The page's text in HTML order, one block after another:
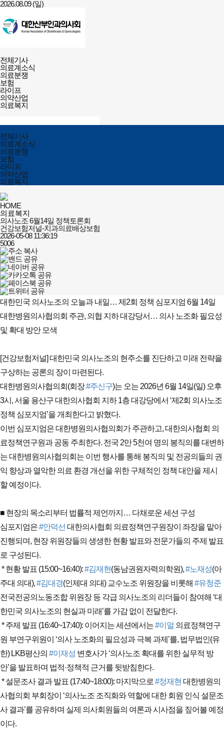
2026.08.09 (일)
필수의료배상보험
전체메뉴
열기/
닫기
전체기사
의료계소식
의료분쟁
보험
라이프
의약산업
의료복지
열기/
닫기
검색
전체메뉴
닫기
전체기사
의료계소식
의료분쟁
보험
라이프
의약산업
의료복지
HOME
의료복지
의사노조 6월14일 정책토론회
건강보험저널-치과의료배상보험
2026-05-08 11:36:19
5006
대한민국 의사노조의 오늘과 내일… 제2회 정책 심포지엄 6월 14일
대한병원의사협의회 주관, 의협 지하 대강당서… 의사 노조화 필요성
및 확대 방안 모색
[건강보험저널] 대한민국 의사노조의 현주소를 진단하고 미래 전략을
구상하는 공론의 장이 마련된다.
대한병원의사협의회(회장 #주신구)는 오는 2026년 6월 14일(일) 오후
3시, 서울 용산구 대한의사협회 지하 1층 대강당에서 ‘제2회 의사노조
정책 심포지엄’을 개최한다고 밝혔다.
이번 심포지엄은 대한병원의사협의회가 주관하고, 대한의사협회 의
료정책연구원과 공동 주최한다. 전국 2만 5천여 명의 봉직의를 대변하
는 대한병원의사협의회는 이번 행사를 통해 봉직의 및 전공의들의 권
익 향상과 열악한 의료 환경 개선을 위한 구체적인 정책 대안을 제시
할 예정이다.
■ 현장의 목소리부터 법률적 제언까지… 다채로운 세션 구성
심포지엄은 #안덕선 대한의사협회 의료정책연구원장이 좌장을 맡아
진행되며, 현장 위원장들의 생생한 현황 발표와 전문가들의 주제 발표
로 구성된다.
* 현황 발표 (15:00~16:40): #김재현(동남권원자력의학원), #노재성(아
주대 의대), #김대경(인제대 의대) 교수노조 위원장을 비롯해 #유청준
전국전공의노동조합 위원장 등 각급 의사노조의 리더들이 참여해 ‘대
한민국 의사노조의 현실과 미래’를 가감 없이 전달한다.
* 주제 발표 (16:40~17:40): 이어지는 세션에서는 #이얼 의료정책연구
원 부연구위원이 ‘의사 노조화의 필요성과 극복 과제’를, 법무법인(유
한) LKB평산의 #이재성 변호사가 ‘의사노조 확대를 위한 실무적 방
안’을 발표하며 법적·정책적 근거를 뒷받침한다.
* 설문조사 결과 발표 (17:40~18:00): 마지막으로 #정재현 대한병원의
사협의회 부회장이 ‘의사노조 조직화와 역할에 대한 회원 인식 설문조
사 결과’를 공유하며 실제 의사회원들의 여론과 시사점을 짚어볼 예정
이다.